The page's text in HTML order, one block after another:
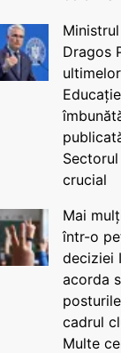
Dragos
crucial
Mai
într-o
deciziei
acorda
cadrul
Multe